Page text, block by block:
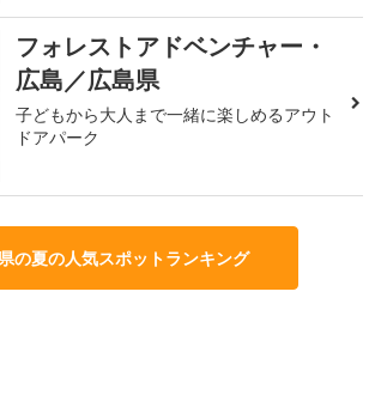
フォレストアドベンチャー・
広島／広島県
子どもから大人まで一緒に楽しめるアウト
ドアパーク
の夏の人気スポットランキング